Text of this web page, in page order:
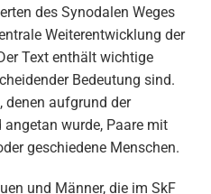
des Synodalen Weges
Weiterentwicklung der
Text enthält wichtige
Bedeutung sind.
denen aufgrund der
wurde, Paare mit
geschiedene Menschen.
und Männer, die im SkF